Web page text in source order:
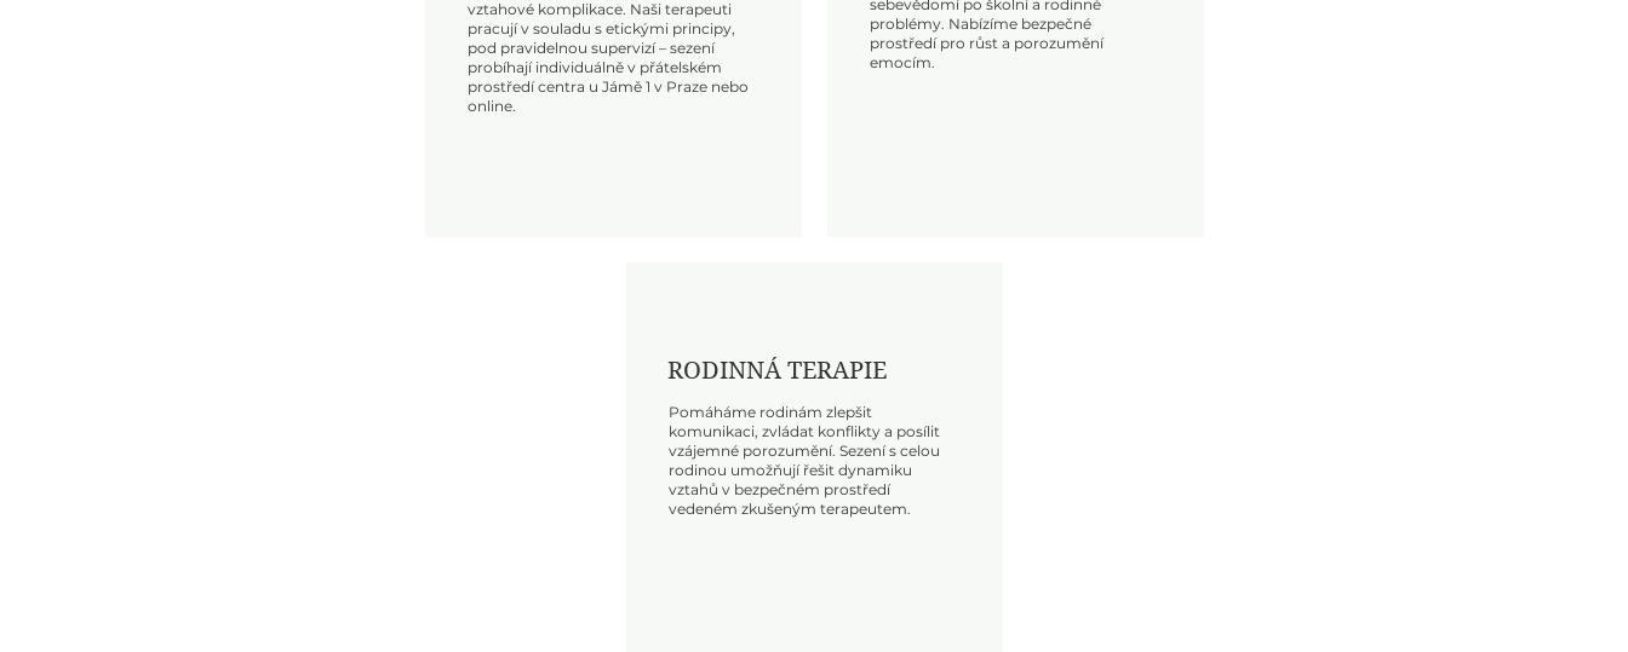
vztahové komplikace. Naši terapeuti
pracují v souladu s etickými principy,
pod pravidelnou supervizí – sezení
probíhají individuálně v přátelském
prostředí centra u Jámě 1 v Praze nebo
online.
sebevědomí po školní a rodinné
problémy. Nabízíme bezpečné
prostředí pro růst a porozumění
emocím.
RODINNÁ TERAPIE
Pomáháme rodinám zlepšit
komunikaci, zvládat konflikty a posílit
vzájemné porozumění. Sezení s celou
rodinou umožňují řešit dynamiku
vztahů v bezpečném prostředí
vedeném zkušeným terapeutem.